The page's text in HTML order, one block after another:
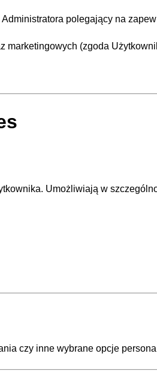
polegający na
marketingowych (zgoda
Umożliwiają w
czy inne wybrane opcje